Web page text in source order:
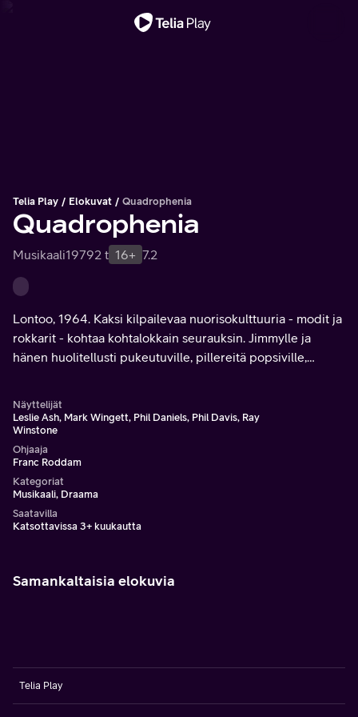
Telia Play Elokuvat Quadrophenia
Quadrophenia
Musikaali19792 t 16+ 7.2
Lontoo, 1964. Kaksi kilpailevaa nuorisokulttuuria - modit ja
rokkarit - kohtaa kohtalokkain seurauksin. Jimmylle ja
hänen huolitellusti pukeutuville, pillereitä popsiville,
Näyttelijät
Leslie Ash, Mark Wingett, Phil Daniels, Phil Davis, Ray
Winstone
Ohjaaja
Franc Roddam
Kategoriat
Musikaali, Draama
Saatavilla
Katsottavissa 3+ kuukautta
Samankaltaisia elokuvia
Telia Play